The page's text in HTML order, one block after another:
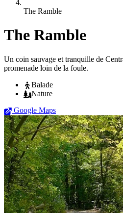
The Ramble
The Ramble
Un coin sauvage et tranquille de
promenade loin de la foule.
Balade
Nature
Google Maps